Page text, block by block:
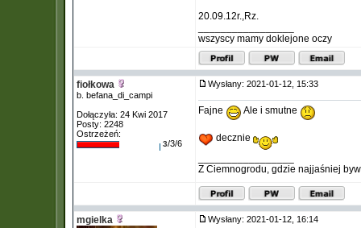
20.09.12r.,Rz.
wszyscy mamy doklejone oczy
fiołkowa
b. befana_di_campi
Dołączyła: 24 Kwi 2017
Posty: 2248
Ostrzeżeń:
3/3/6
Wysłany: 2021-01-12, 15:33
Fajne Ale i smutne
decznie
Z Ciemnogrodu, gdzie najjaśniej
mgielka Wysłany: 2021-01-12, 16:14